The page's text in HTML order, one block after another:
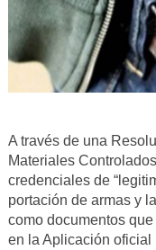
A través de una
Materiales
credenciales de
portación de armas y
como documentos
en la Aplicación oficial